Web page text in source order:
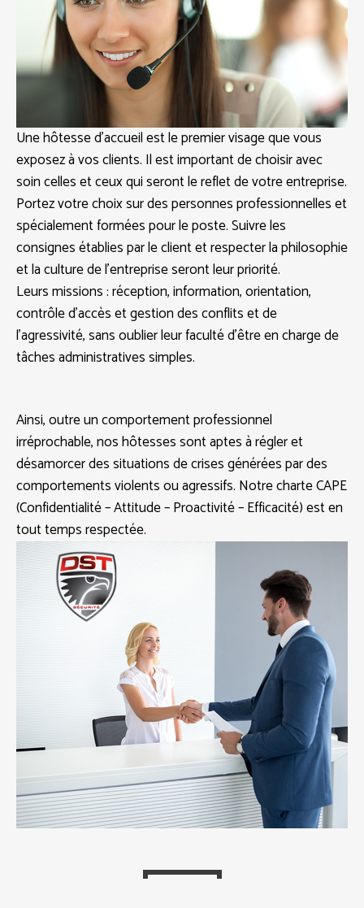
Une hôtesse d’accueil est le premier visage que vous
exposez à vos clients. Il est important de choisir avec
soin celles et ceux qui seront le reflet de votre entreprise.
Portez votre choix sur des personnes professionnelles et
spécialement formées pour le poste. Suivre les
consignes établies par le client et respecter la philosophie
et la culture de l’entreprise seront leur priorité.
Leurs missions : réception, information, orientation,
contrôle d’accès et gestion des conflits et de
l’agressivité, sans oublier leur faculté d’être en charge de
tâches administratives simples.
Ainsi, outre un comportement professionnel
irréprochable, nos hôtesses sont aptes à régler et
désamorcer des situations de crises générées par des
comportements violents ou agressifs. Notre charte CAPE
(Confidentialité – Attitude – Proactivité – Efficacité) est en
tout temps respectée.